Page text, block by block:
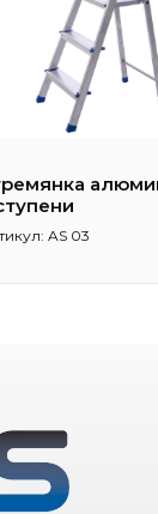
AS 03